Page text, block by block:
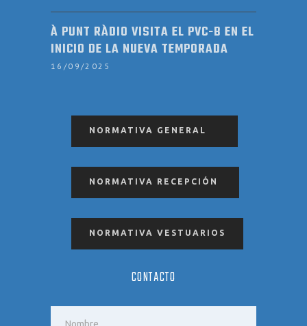
À PUNT RÀDIO VISITA EL PVC-B EN EL
INICIO DE LA NUEVA TEMPORADA
16/09/2025
NORMATIVA GENERAL
NORMATIVA RECEPCIÓN
NORMATIVA VESTUARIOS
CONTACTO